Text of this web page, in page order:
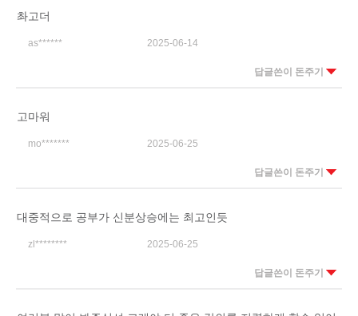
촤고더
as****** 2025-06-14
답글쓴이 돈주기
고마워
mo******* 2025-06-25
답글쓴이 돈주기
대중적으로 공부가 신분상승에는 최고인듯
zl******** 2025-06-25
답글쓴이 돈주기